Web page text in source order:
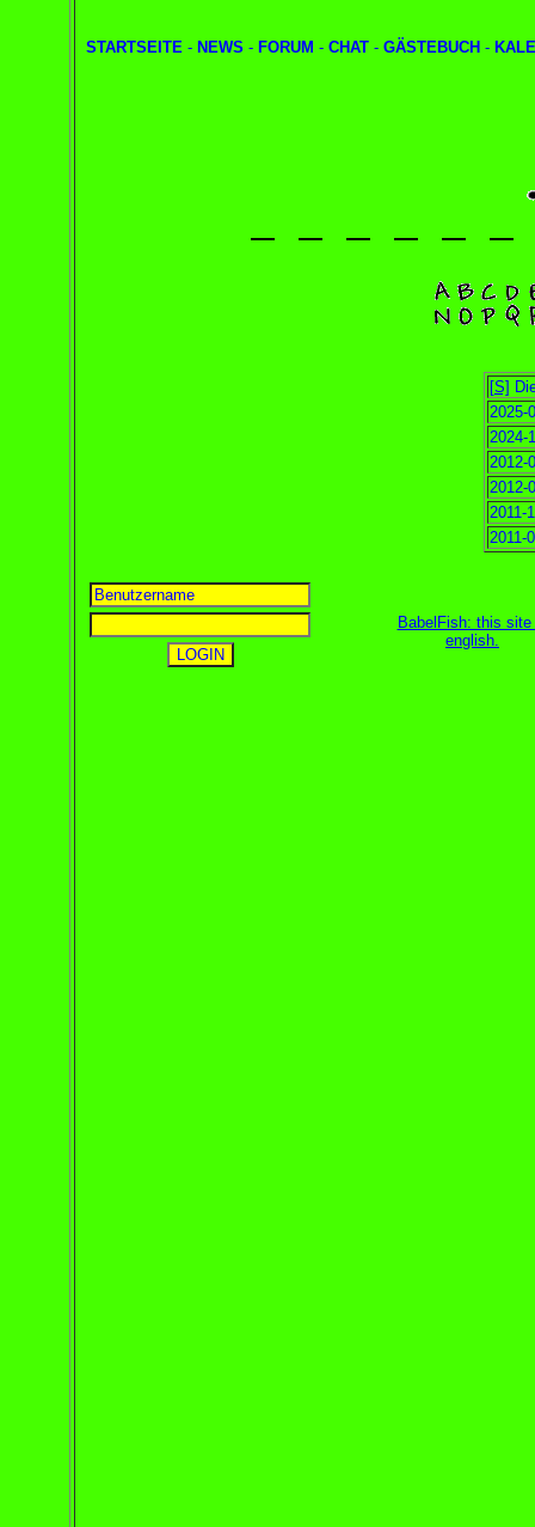
STARTSEITE - NEWS - FORUM - CHAT - GÄSTEBUCH -
[S]
2025-
2024-
2012-
2012-
2011-
2011-
BabelFish: this site
english.